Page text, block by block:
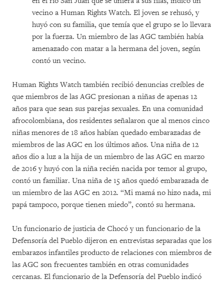
vecino a Human Rights Watch. El joven se rehusó, y
huyó con su familia, que temía que el grupo se lo llevara
por la fuerza. Un miembro de las AGC también había
amenazado con matar a la hermana del joven, según
contó un vecino.
Human Rights Watch también recibió denuncias creíbles de
que miembros de las AGC presionan a niñas de apenas 12
años para que sean sus parejas sexuales. En una comunidad
afrocolombiana, dos residentes señalaron que al menos cinco
niñas menores de 18 años habían quedado embarazadas de
miembros de las AGC en los últimos años. Una niña de 12
años dio a luz a la hija de un miembro de las AGC en marzo
de 2016 y huyó con la niña recién nacida por temor al grupo,
contó un familiar. Una niña de 15 años quedó embarazada de
un miembro de las AGC en 2012. “Mi mamá no hizo nada, mi
papá tampoco, porque tienen miedo”, contó su hermana.
Un funcionario de justicia de Chocó y un funcionario de la
Defensoría del Pueblo dijeron en entrevistas separadas que los
embarazos infantiles producto de relaciones con miembros de
las AGC son frecuentes también en otras comunidades
cercanas. El funcionario de la Defensoría del Pueblo indicó